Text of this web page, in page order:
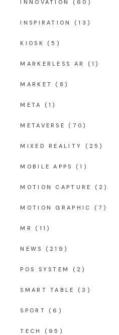
INNOVATION (60)
INSPIRATION (13)
KIOSK (5)
MARKERLESS AR (1)
MARKET (8)
META (1)
METAVERSE (70)
MIXED REALITY (25)
MOBILE APPS (1)
MOTION CAPTURE (2)
MOTION GRAPHIC (7)
MR (11)
NEWS (219)
POS SYSTEM (2)
SMART TABLE (3)
SPORT (6)
TECH (95)